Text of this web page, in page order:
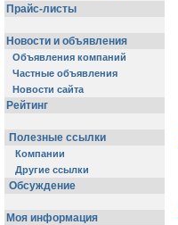
Прайс-листы
Новости и объявления
Объявления компаний
Частные объявления
Новости сайта
Рейтинг
Полезные ссылки
Компании
Другие ссылки
Обсуждение
Моя информация